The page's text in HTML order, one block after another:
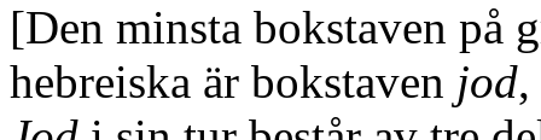
[Den minsta bokstaven på
hebreiska är bokstaven jod